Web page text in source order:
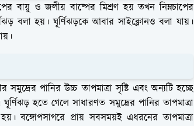
বায়ু ও জলীয় বাষ্পের মিশ্রণ হয় তখন নিম্নচাপের
বলা হয়। ঘূর্ণিঝড়কে আবার সাইক্লোনও বলা যায়।
পানির উচ্চ তাপমাত্রা সৃষ্টি এবং অন্যটি হচ্ছে
ঘূর্ণিঝড় হতে গেলে সাধারণত সমুদ্রের পানির তাপমাত্রা
বঙ্গোপসাগরে প্রায় সবসময়ই এধরনের তাপমাত্রা